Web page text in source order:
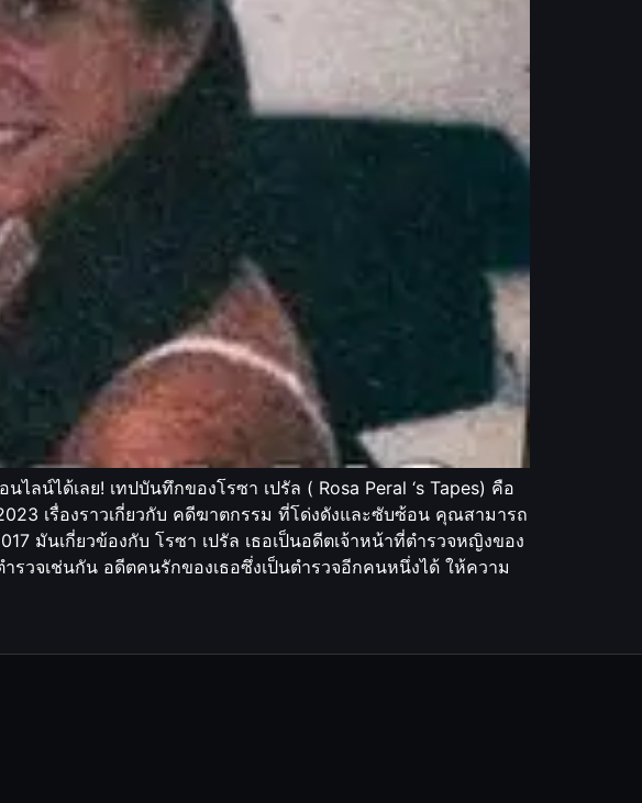
ลน์ได้เลย! เทปบันทึกของโรซา เปรัล ( Rosa Peral ‘s Tapes) คือ
เรื่องราวเกี่ยวกับ คดีฆาตกรรม ที่โด่งดังและซับซ้อน คุณสามารถ
มันเกี่ยวข้องกับ โรซา เปรัล เธอเป็นอดีตเจ้าหน้าที่ตำรวจหญิงของ
วจเช่นกัน อดีตคนรักของเธอซึ่งเป็นตำรวจอีกคนหนึ่งได้ ให้ความ